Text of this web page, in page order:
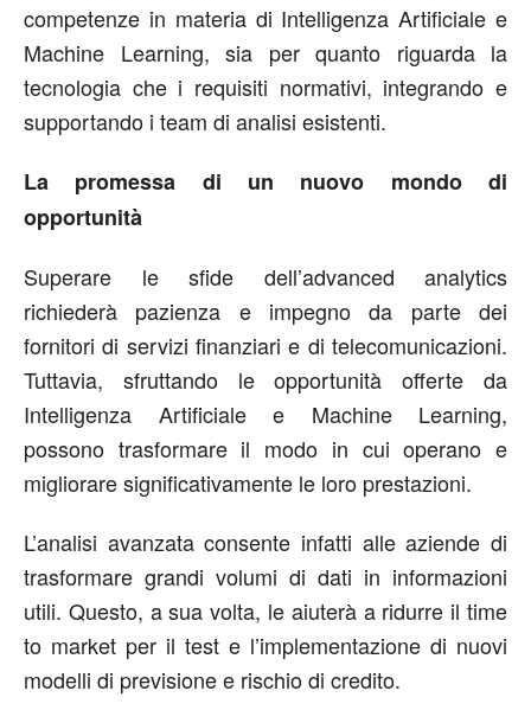
competenze in materia di Intelligenza Artificiale e
Machine Learning, sia per quanto riguarda la
tecnologia che i requisiti normativi, integrando e
supportando i team di analisi esistenti.
La promessa di un nuovo mondo di
opportunità
Superare le sfide dell’advanced analytics
richiederà pazienza e impegno da parte dei
fornitori di servizi finanziari e di telecomunicazioni.
Tuttavia, sfruttando le opportunità offerte da
Intelligenza Artificiale e Machine Learning,
possono trasformare il modo in cui operano e
migliorare significativamente le loro prestazioni.
L’analisi avanzata consente infatti alle aziende di
trasformare grandi volumi di dati in informazioni
utili. Questo, a sua volta, le aiuterà a ridurre il time
to market per il test e l’implementazione di nuovi
modelli di previsione e rischio di credito.